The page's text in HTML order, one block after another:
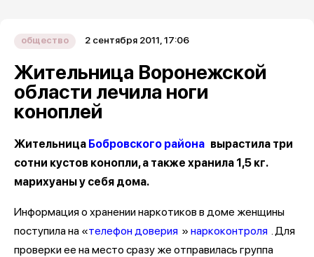
общество 2 сентября 2011, 17:06
Жительница Воронежской
области лечила ноги
коноплей
Жительница Бобровского района вырастила три
сотни кустов конопли, а также хранила 1,5 кг.
марихуаны у себя дома.
Информация о хранении наркотиков в доме женщины
поступила на «телефон доверия » наркоконтроля . Для
проверки ее на место сразу же отправилась группа